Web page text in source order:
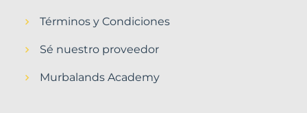
Términos y Condiciones
Sé nuestro proveedor
Murbalands Academy